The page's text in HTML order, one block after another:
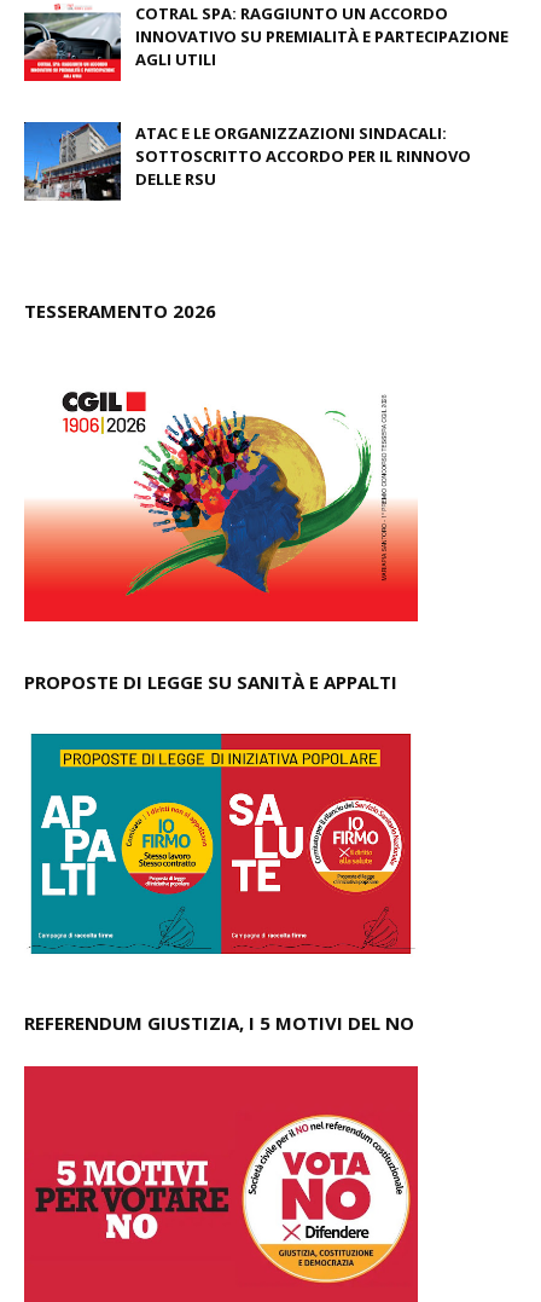
COTRAL SPA: RAGGIUNTO UN ACCORDO
INNOVATIVO SU PREMIALITÀ E PARTECIPAZIONE
AGLI UTILI
ATAC E LE ORGANIZZAZIONI SINDACALI:
SOTTOSCRITTO ACCORDO PER IL RINNOVO
DELLE RSU
TESSERAMENTO 2026
PROPOSTE DI LEGGE SU SANITÀ E APPALTI
REFERENDUM GIUSTIZIA, I 5 MOTIVI DEL NO